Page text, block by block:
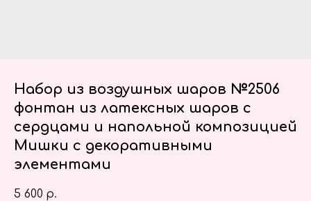
Набор из воздушных шаров №2506
фонтан из латексных шаров с
сердцами и напольной композицией
Мишки с декоративными
элементами
5 600 р.